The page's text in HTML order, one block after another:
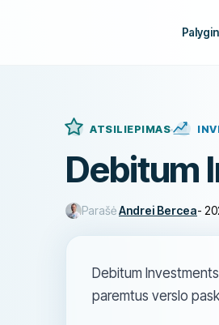
ATSILIEPIMAS
Debitum
ParašėAndrei Bercea-
Debitum
paremtus verslo